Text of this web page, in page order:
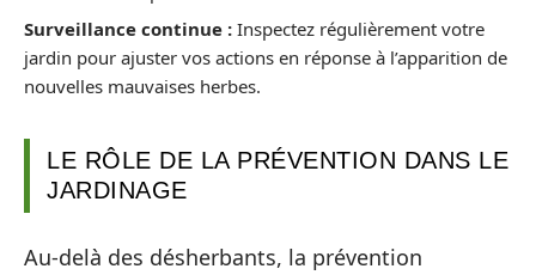
Surveillance continue : Inspectez régulièrement votre
jardin pour ajuster vos actions en réponse à l’apparition de
nouvelles mauvaises herbes.
LE RÔLE DE LA PRÉVENTION DANS LE
JARDINAGE
Au-delà des désherbants, la prévention